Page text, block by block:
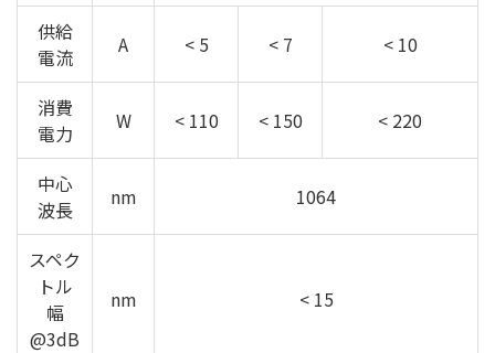
供給
電流
A < 5 < 7 < 10
消費
電力
W < 110 < 150 < 220
中心
波長
nm 1064
スペク
トル
幅
@3dB
nm < 15